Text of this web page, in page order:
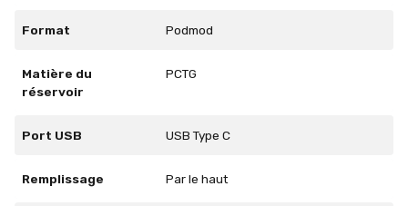
Format Podmod
Matière du
réservoir
PCTG
Port USB USB Type C
Remplissage Par le haut